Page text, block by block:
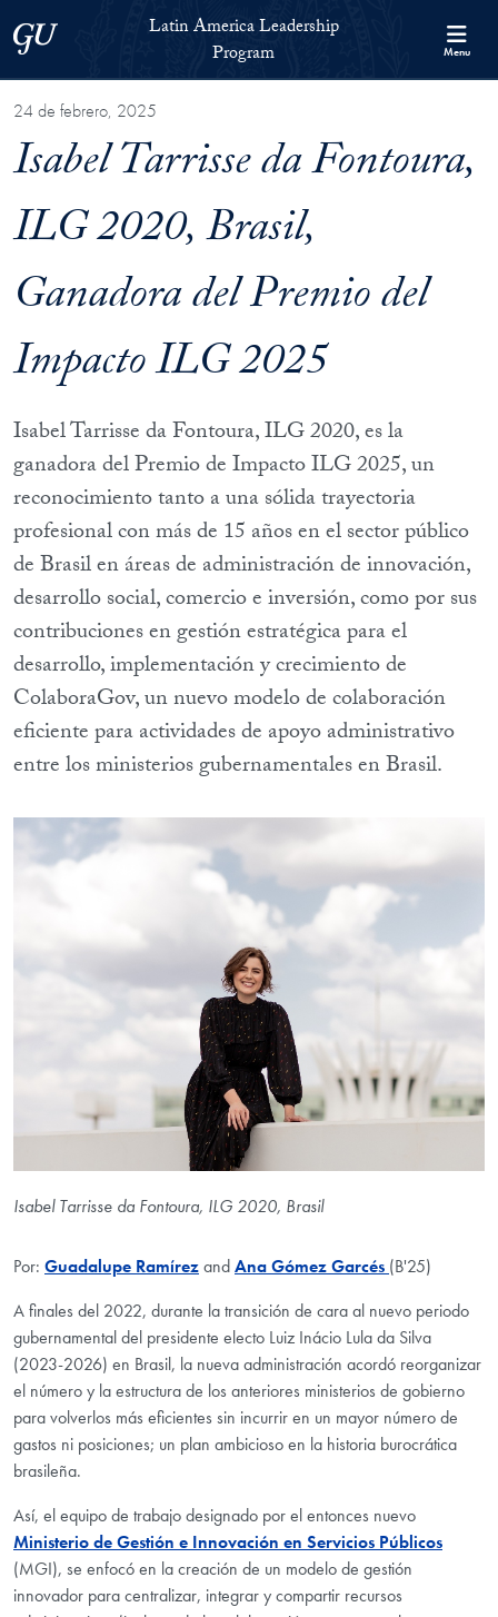
Skip to Latin America Leadership Program Full Site Menu
Georgetown UniversityLatin America Leadership
Program
Menu
24 de febrero, 2025
Isabel Tarrisse da Fontoura,
ILG 2020, Brasil,
Ganadora del Premio del
Impacto ILG 2025
Isabel Tarrisse da Fontoura, ILG 2020, es la
ganadora del Premio de Impacto ILG 2025, un
reconocimiento tanto a una sólida trayectoria
profesional con más de 15 años en el sector público
de Brasil en áreas de administración de innovación,
desarrollo social, comercio e inversión, como por sus
contribuciones en gestión estratégica para el
desarrollo, implementación y crecimiento de
ColaboraGov, un nuevo modelo de colaboración
eficiente para actividades de apoyo administrativo
entre los ministerios gubernamentales en Brasil.
Isabel Tarrisse da Fontoura, ILG 2020, Brasil
Por: Guadalupe RamírezandAna Gómez Garcés (B'25)
A finales del 2022, durante la transición de cara al nuevo periodo
gubernamental del presidente electo Luiz Inácio Lula da Silva
(2023-2026) en Brasil, la nueva administración acordó reorganizar
el número y la estructura de los anteriores ministerios de gobierno
para volverlos más eficientes sin incurrir en un mayor número de
gastos ni posiciones; un plan ambicioso en la historia burocrática
brasileña.
Así, el equipo de trabajo designado por el entonces nuevo
Ministerio de Gestión e Innovación en Servicios Públicos
(MGI), se enfocó en la creación de un modelo de gestión
innovador para centralizar, integrar y compartir recursos